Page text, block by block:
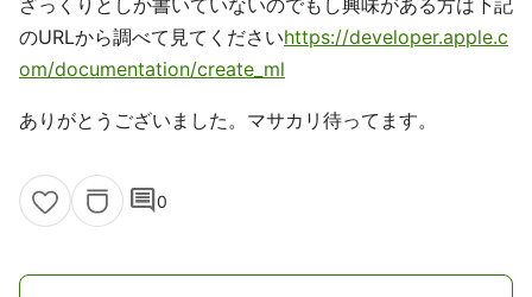
ざっくりとしか書いていないのでもし興味がある方は下記
のURLから調べて見てくださいhttps://developer.apple.c
om/documentation/create_ml
ありがとうございました。マサカリ待ってます。
comment0